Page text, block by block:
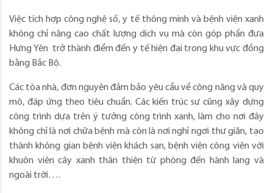
Việc tích hợp công nghệ số, y tế thông minh và bệnh viện xanh
không chỉ nâng cao chất lượng dịch vụ mà còn góp phần đưa
Hưng Yên trở thành điểm đến y tế hiện đại trong khu vực đồng
bằng Bắc Bộ.
Các tòa nhà, đơn nguyên đảm bảo yêu cầu về công năng và quy
mô, đáp ứng theo tiêu chuẩn. Các kiến trúc sư cũng xây dựng
công trình dựa trên ý tưởng công trình xanh, làm cho nơi đây
không chỉ là nơi chữa bệnh mà còn là nơi nghỉ ngơi thư giãn, tạo
thành không gian bệnh viện khách sạn, bệnh viện công viên với
khuôn viên cây xanh thân thiện từ phòng đến hành lang và
ngoài trời….